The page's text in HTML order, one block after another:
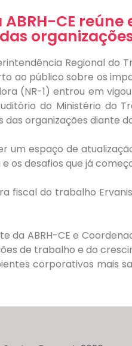
CE
Regional do
ao público sobre os
(NR-1) entrou em
do Ministério do
organizações diante
espaço de
os desafios que já
fiscal do trabalho
da ABRH-CE e
de trabalho e do
corporativos mais